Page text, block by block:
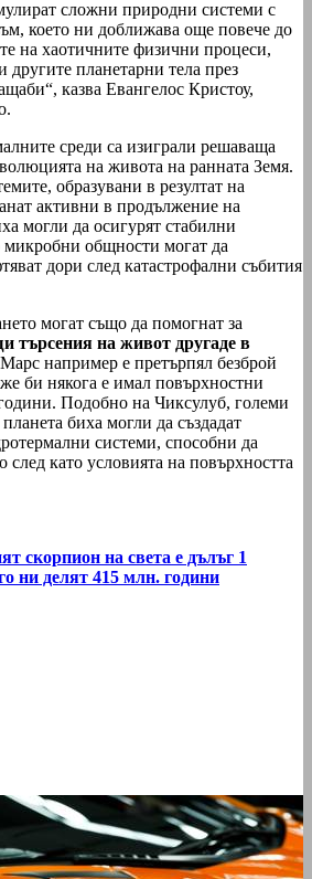
сложни природни системи с
което ни доближава още повече до
на хаотичните физични процеси,
другите планетарни тела през
казва Евангелос Кристоу,
среди са изиграли решаваща
на живота на ранната Земя.
образувани в резултат на
активни в продължение на
могли да осигурят стабилни
микробни общности могат да
дори след катастрофални събития
могат също да помогнат за
търсения на живот другаде в
Марс например е претърпял безброй
би някога е имал повърхностни
Подобно на Чиксулуб, големи
биха могли да създадат
системи, способни да
като условията на повърхността
скорпион на света е дълъг 1
ни делят 415 млн. години